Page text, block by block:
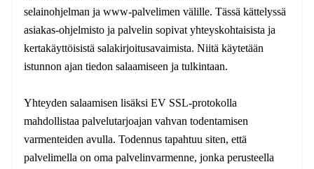
selainohjelman ja www-palvelimen välille. Tässä kättelyssä
asiakas-ohjelmisto ja palvelin sopivat yhteyskohtaisista ja
kertakäyttöisistä salakirjoitusavaimista. Niitä käytetään
istunnon ajan tiedon salaamiseen ja tulkintaan.
Yhteyden salaamisen lisäksi EV SSL-protokolla
mahdollistaa palvelutarjoajan vahvan todentamisen
varmenteiden avulla. Todennus tapahtuu siten, että
palvelimella on oma palvelinvarmenne, jonka perusteella